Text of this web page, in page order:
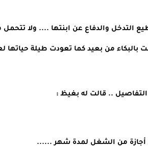
التفاصيل .. قالت له بغيظ :
أجازة من الشغل لمدة شهر ......